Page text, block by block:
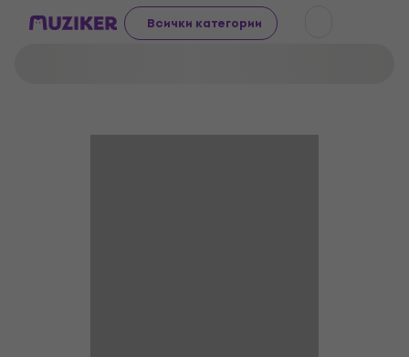
Всички категории